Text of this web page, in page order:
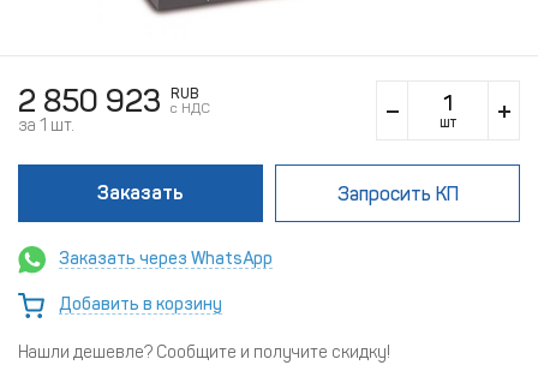
2 850 923
RUB
c НДС
за 1 шт. шт
Заказать Запросить КП
Заказать через WhatsApp
Добавить в корзину
Нашли дешевле? Сообщите и получите скидку!